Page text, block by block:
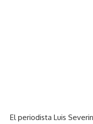
El periodista Luis